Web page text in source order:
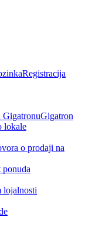
Registracija
GigatronuGigatron
lokale
o prodaji na
ponuda
lojalnosti